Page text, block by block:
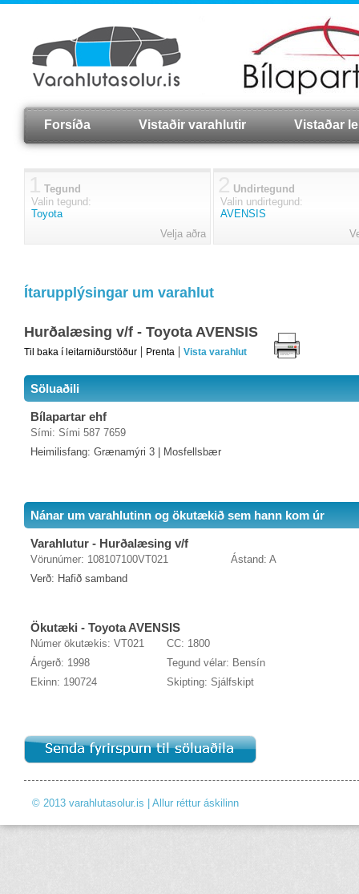
Forsíða Vistaðir varahlutir Vistaðar
1 Tegund
Valin tegund:
Toyota
Velja aðra
2 Undirtegund
Valin undirtegund:
AVENSIS
Ítarupplýsingar um varahlut
Hurðalæsing v/f - Toyota AVENSIS
Til baka í leitarniðurstöður Prenta Vista varahlut
Söluaðili
Bílapartar ehf
Sími: Sími 587 7659
Heimilisfang: Grænamýri 3 | Mosfellsbær
Nánar um varahlutinn og ökutækið sem hann kom úr
Varahlutur - Hurðalæsing v/f
Vörunúmer: 108107100VT021
Ástand: A
Verð: Hafið samband
Ökutæki - Toyota AVENSIS
Númer ökutækis: VT021
CC: 1800
Árgerð: 1998
Tegund vélar: Bensín
Ekinn: 190724
Skipting: Sjálfskipt
© 2013 varahlutasolur.is | Allur réttur áskilinn